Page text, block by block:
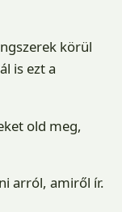
körül
is ezt a
old meg,
arról, amiről ír.